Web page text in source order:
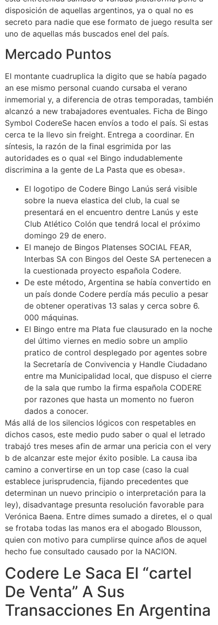
disposición de aquellas argentinos, ya o qual no es
secreto para nadie que ese formato de juego resulta ser
uno de aquellas más buscados enel del país.
Mercado Puntos
El montante cuadruplica la digito que se había pagado
an ese mismo personal cuando cursaba el verano
inmemorial y, a diferencia de otras temporadas, también
alcanzó a new trabajadores eventuales. Ficha de Bingo
Symbol CodereSe hacen envíos a todo el país. Si estas
cerca te la llevo sin freight. Entrega a coordinar. En
síntesis, la razón de la final esgrimida por las
autoridades es o qual «el Bingo indudablemente
discrimina a la gente de La Pasta que es obesa».
El logotipo de Codere Bingo Lanús será visible
sobre la nueva elastica del club, la cual se
presentará en el encuentro dentre Lanús y este
Club Atlético Colón que tendrá local el próximo
domingo 29 de enero.
El manejo de Bingos Platenses SOCIAL FEAR,
Interbas SA con Bingos del Oeste SA pertenecen a
la cuestionada proyecto española Codere.
De este método, Argentina se había convertido en
un país donde Codere perdía más peculio a pesar
de obtener operativas 13 salas y cerca sobre 6.
000 máquinas.
El Bingo entre ma Plata fue clausurado en la noche
del último viernes en medio sobre un amplio
pratico de control desplegado por agentes sobre
la Secretaría de Convivencia y Handle Ciudadano
entre ma Municipalidad local, que dispuso el cierre
de la sala que rumbo la firma española CODERE
por razones que hasta un momento no fueron
dados a conocer.
Más allá de los silencios lógicos con respetables en
dichos casos, este medio pudo saber o qual el letrado
trabajó tres meses afin de armar una pericia con el very
b de alcanzar este mejor éxito posible. La causa iba
camino a convertirse en un top case (caso la cual
establece jurisprudencia, fijando precedentes que
determinan un nuevo principio o interpretación para la
ley), disadvantage presunta resolución favorable para
Verónica Baena. Entre dimes sumado a diretes, el o qual
se frotaba todas las manos era el abogado Blousson,
quien con motivo para cumplirse quince años de aquel
hecho fue consultado causado por la NACION.
Codere Le Saca El “cartel
De Venta” A Sus
Transacciones En Argentina